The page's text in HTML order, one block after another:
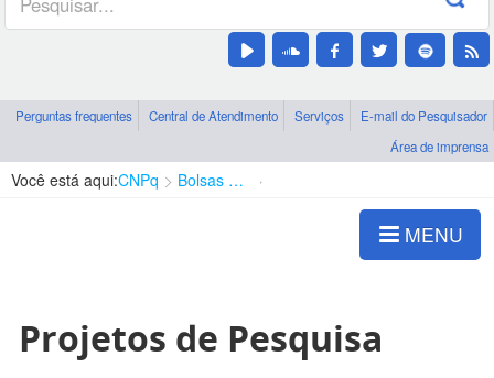
Perguntas frequentes Central de Atendimento Serviços
E-mail do Pesquisador
Área de imprensa
Você está aqui:CNPq Bolsas e Auxílios Vigentes
MENU
Projetos de Pesquisa